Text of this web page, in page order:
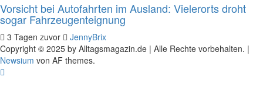
Vorsicht bei Autofahrten im Ausland: Vielerorts droht
sogar Fahrzeugenteignung
3 Tagen zuvor
JennyBrix
Copyright © 2025 by Alltagsmagazin.de | Alle Rechte vorbehalten. |
Newsium von AF themes.